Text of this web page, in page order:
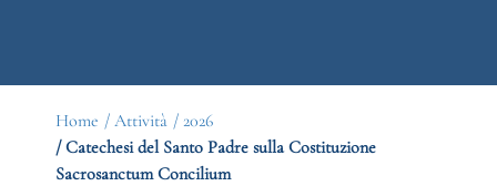
Home / Attività / 2026
/ Catechesi del Santo Padre sulla Costituzione
Sacrosanctum Concilium